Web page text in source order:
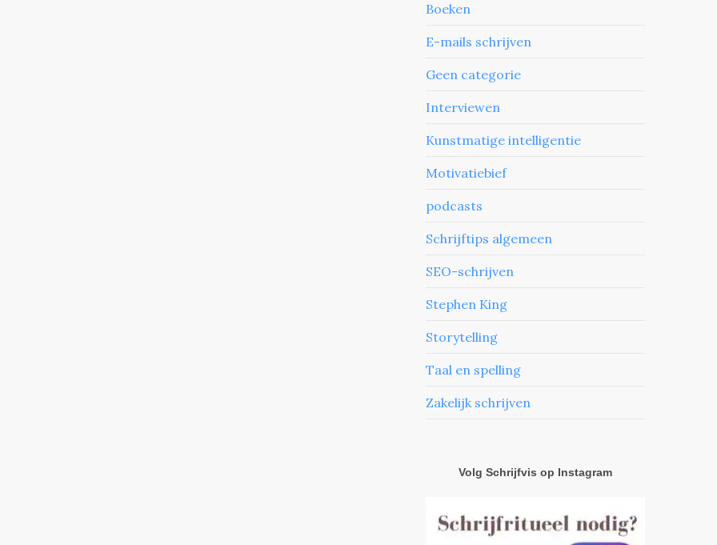
Boeken
E-mails schrijven
Geen categorie
Interviewen
Kunstmatige intelligentie
Motivatiebief
podcasts
Schrijftips algemeen
SEO-schrijven
Stephen King
Storytelling
Taal en spelling
Zakelijk schrijven
Volg Schrijfvis op Instagram